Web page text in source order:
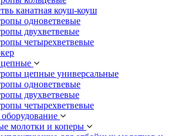
канатная коуш-коуш
одноветвевые
двухветвевые
четырехветвевые
цепные универсальные
одноветвевые
двухветвевые
четырехветвевые
молотки и коперы